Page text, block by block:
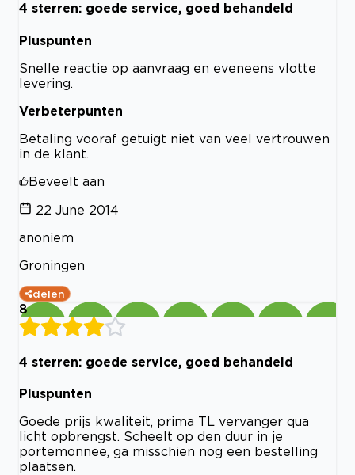
4 sterren: goede service, goed behandeld
Pluspunten
Snelle reactie op aanvraag en eveneens vlotte
levering.
Verbeterpunten
Betaling vooraf getuigt niet van veel vertrouwen
in de klant.
Beveelt aan
22 June 2014
anoniem
Groningen
delen
8
4 sterren: goede service, goed behandeld
Pluspunten
Goede prijs kwaliteit, prima TL vervanger qua
licht opbrengst. Scheelt op den duur in je
portemonnee, ga misschien nog een bestelling
plaatsen.